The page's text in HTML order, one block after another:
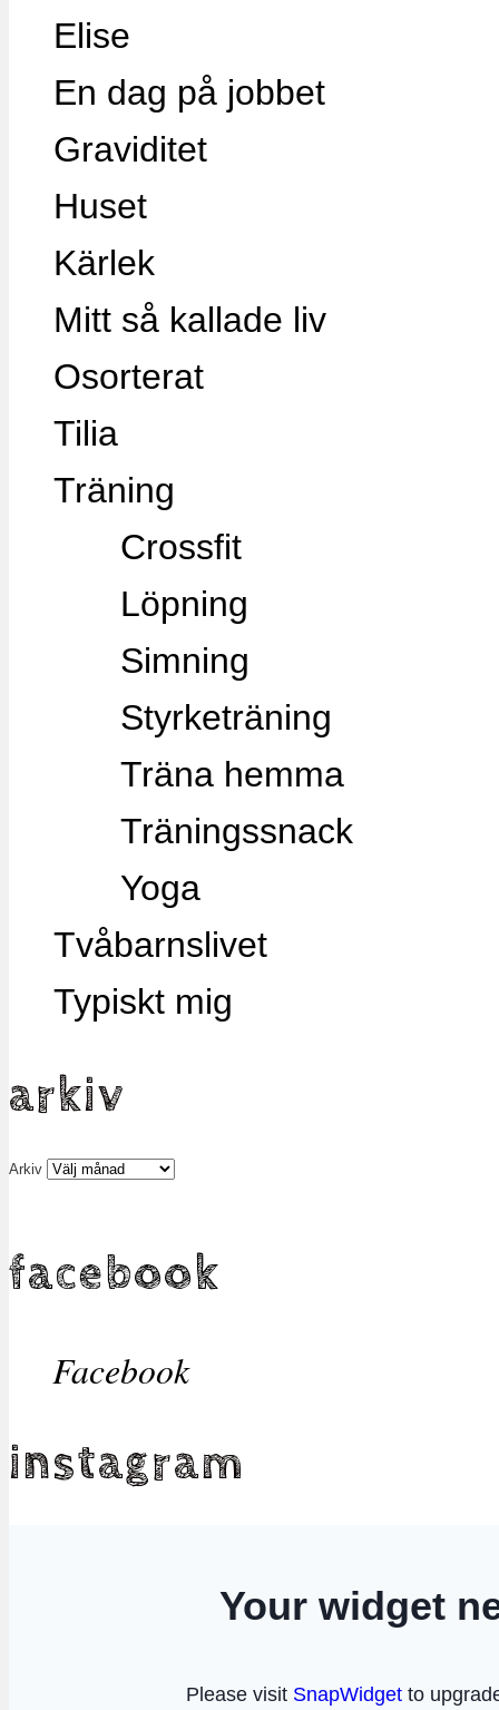
Elise
En dag på jobbet
Graviditet
Huset
Kärlek
Mitt så kallade liv
Osorterat
Tilia
Träning
Crossfit
Löpning
Simning
Styrketräning
Träna hemma
Träningssnack
Yoga
Tvåbarnslivet
Typiskt mig
arkiv
Arkiv
facebook
Facebook
instagram